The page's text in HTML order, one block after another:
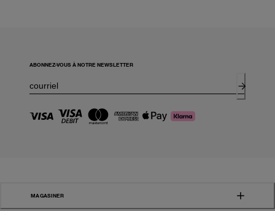
ABONNEZ-VOUS À NOTRE NEWSLETTER
MAGASINER